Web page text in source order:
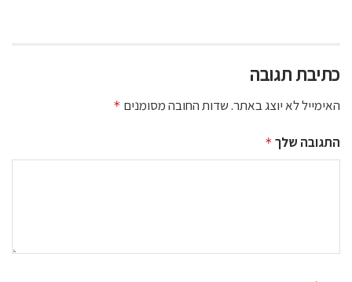
כתיבת תגובה
האימייל לא יוצג באתר.שדות החובה מסומנים *
התגובה שלך *